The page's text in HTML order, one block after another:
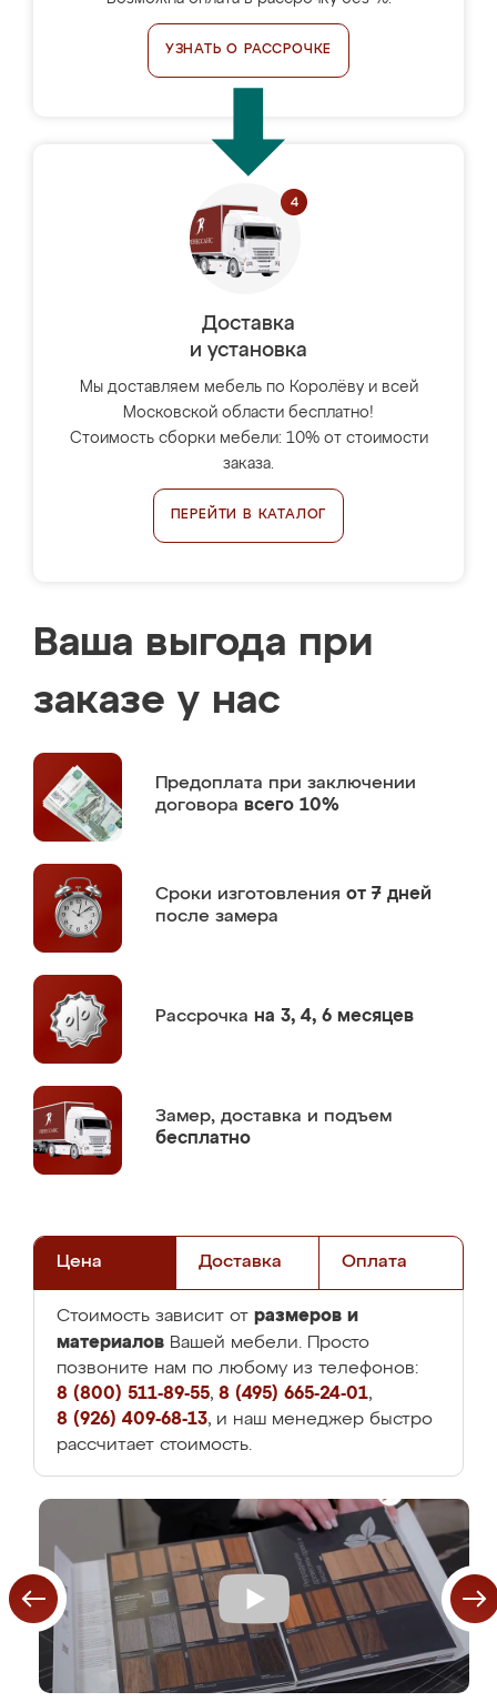
УЗНАТЬ О РАССРОЧКЕ
Доставка
и установка
Мы доставляем мебель по Королёву и всей
Московской области бесплатно!
Стоимость сборки мебели: 10% от стоимости
заказа.
ПЕРЕЙТИ В КАТАЛОГ
Ваша выгода при
заказе у нас
Предоплата при заключении
договора всего 10%
Сроки изготовления от 7 дней
после замера
Рассрочка на 3, 4, 6 месяцев
Замер, доставка и подъем
бесплатно
Цена Доставка Оплата
Стоимость зависит от размеров и
материалов Вашей мебели. Просто
позвоните нам по любому из телефонов:
8 (800) 511-89-55, 8 (495) 665-24-01,
8 (926) 409-68-13, и наш менеджер быстро
рассчитает стоимость.